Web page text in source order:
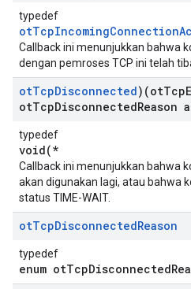
typedef
Callback ini menunjukkan bahwa
dengan pemroses TCP ini telah
otTcpDisconnected)(otTcp
otTcpDisconnectedReason a
typedef
void(*
Callback ini menunjukkan bahwa
akan digunakan lagi, atau bahwa
status TIME-WAIT.
otTcpDisconnectedReason
typedef
enum